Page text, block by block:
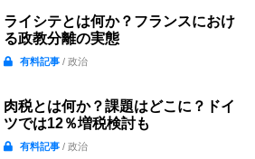
ライシテとは何か？フランスにおけ
る政教分離の実態
有料記事/ 政治
肉税とは何か？課題はどこに？ドイ
ツでは12％増税検討も
有料記事/ 政治